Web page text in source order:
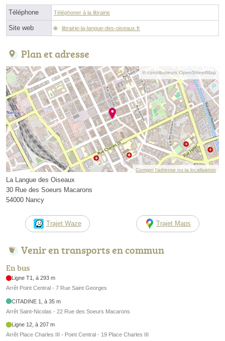
Téléphone Téléphoner à la librairie
Site web librairie-la-langue-des-oiseaux.fr
Plan et adresse
© contributeurs OpenStreetMap
Corriger l’adresse ou la localisation
La Langue des Oiseaux
30 Rue des Soeurs Macarons
54000 Nancy
Trajet Waze Trajet Maps
Venir en transports en commun
En bus
Ligne T1, à 293 m
Arrêt Point Central - 7 Rue Saint Georges
CITADINE 1, à 35 m
Arrêt Saint-Nicolas - 22 Rue des Soeurs Macarons
Ligne 12, à 207 m
Arrêt Place Charles III - Point Central - 19 Place Charles III